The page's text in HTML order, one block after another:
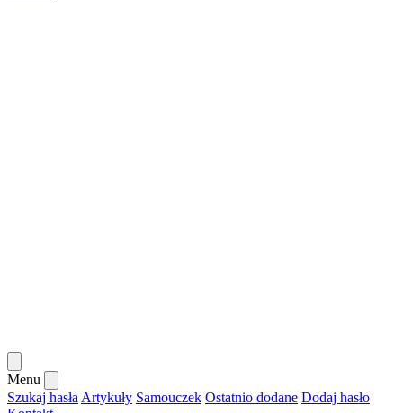
Menu
Szukaj hasła Artykuły Samouczek Ostatnio dodane Dodaj hasło